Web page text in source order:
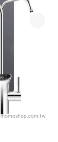
momoshop.com.tw